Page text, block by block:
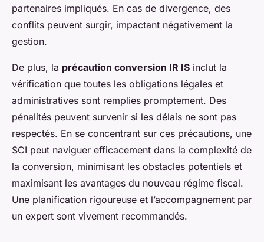
partenaires impliqués. En cas de divergence, des
conflits peuvent surgir, impactant négativement la
gestion.
De plus, la précaution conversion IR IS inclut la
vérification que toutes les obligations légales et
administratives sont remplies promptement. Des
pénalités peuvent survenir si les délais ne sont pas
respectés. En se concentrant sur ces précautions, une
SCI peut naviguer efficacement dans la complexité de
la conversion, minimisant les obstacles potentiels et
maximisant les avantages du nouveau régime fiscal.
Une planification rigoureuse et l’accompagnement par
un expert sont vivement recommandés.